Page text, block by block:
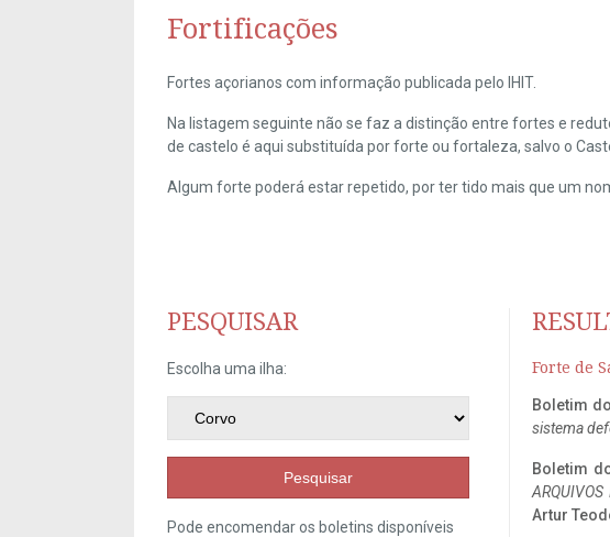
Fortificações
Fortes açorianos com informação publicada pelo IHIT.
Na listagem seguinte não se faz a distinção entre fortes e
de castelo é aqui substituída por forte ou fortaleza, salvo o
Algum forte poderá estar repetido, por ter tido mais que um
PESQUISAR
Escolha uma ilha:
Pesquisar
Pode encomendar os boletins disponíveis
Forte de
Boletim
sistema
Boletim
Artur